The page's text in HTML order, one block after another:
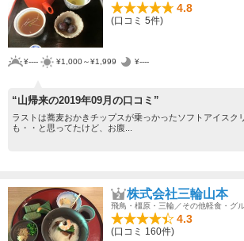
4.8
(口コミ 5件)
¥---- ¥1,000～¥1,999 ¥----
“山帰来の2019年09月の口コミ”
ラストは蕎麦おかきチップスが乗っかったソフトアイスク
も・・と思ってたけど、お腹...
株式会社三輪山本
飛鳥・橿原・三輪／その他軽食・グ
4.3
(口コミ 160件)